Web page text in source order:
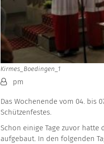
Kirmes_Boedingen_1
Von:pm
Das Wochenende vom 04. bis
Schützenfestes.
Schon einige Tage zuvor
aufgebaut. In den folgenden